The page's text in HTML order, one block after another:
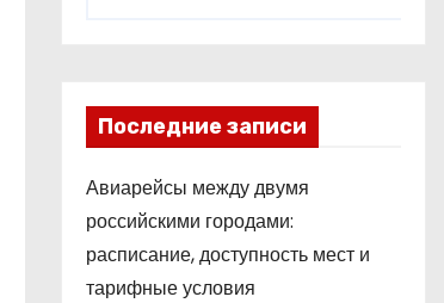
Последние записи
Авиарейсы между двумя
российскими городами:
расписание, доступность мест и
тарифные условия